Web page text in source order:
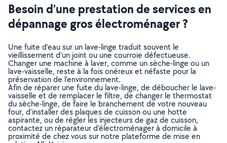
Besoin d’une prestation de services en
dépannage gros électroménager ?
Une fuite d’eau sur un lave-linge traduit souvent le
vieillissement d’un joint ou une courroie défectueuse.
Changer une machine à laver, comme un sèche-linge ou un
lave-vaisselle, reste à la fois onéreux et néfaste pour la
préservation de l’environnement.
Afin de réparer une fuite du lave-linge, de déboucher le lave-
vaisselle et de remplacer le filtre, de changer le thermostat
du sèche-linge, de faire le branchement de votre nouveau
four, d’installer des plaques de cuisson ou une hotte
aspirante, ou de régler les injecteurs de gaz de cuisson,
contactez un réparateur d’électroménager à domicile à
proximité de chez vous sur notre plateforme de mise en